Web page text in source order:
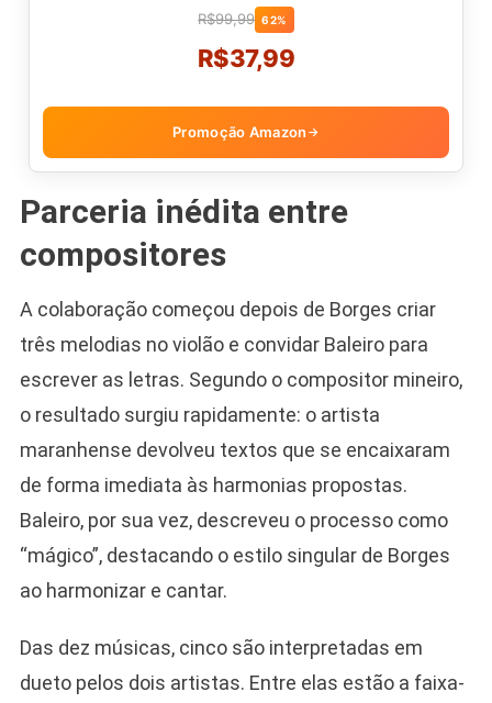
R$99,99 62%
R$37,99
Promoção Amazon →
Parceria inédita entre
compositores
A colaboração começou depois de Borges criar
três melodias no violão e convidar Baleiro para
escrever as letras. Segundo o compositor mineiro,
o resultado surgiu rapidamente: o artista
maranhense devolveu textos que se encaixaram
de forma imediata às harmonias propostas.
Baleiro, por sua vez, descreveu o processo como
“mágico”, destacando o estilo singular de Borges
ao harmonizar e cantar.
Das dez músicas, cinco são interpretadas em
dueto pelos dois artistas. Entre elas estão a faixa-